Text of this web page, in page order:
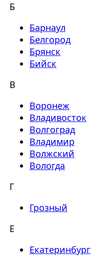
Б
Барнаул
Белгород
Брянск
Бийск
В
Воронеж
Владивосток
Волгоград
Владимир
Волжский
Вологда
Г
Грозный
Е
Екатеринбург